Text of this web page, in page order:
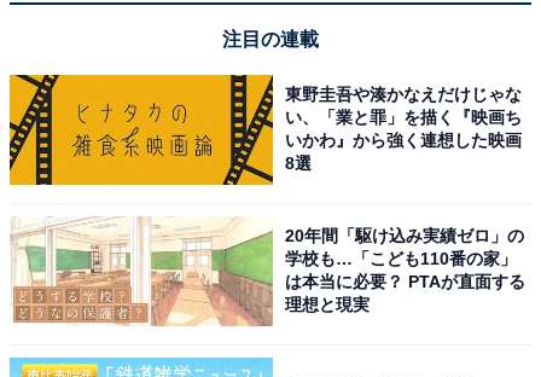
注目の連載
東野圭吾や湊かなえだけじゃな
い、「業と罪」を描く『映画ち
いかわ』から強く連想した映画
8選
20年間「駆け込み実績ゼロ」の
学校も…「こども110番の家」
は本当に必要？ PTAが直面する
理想と現実